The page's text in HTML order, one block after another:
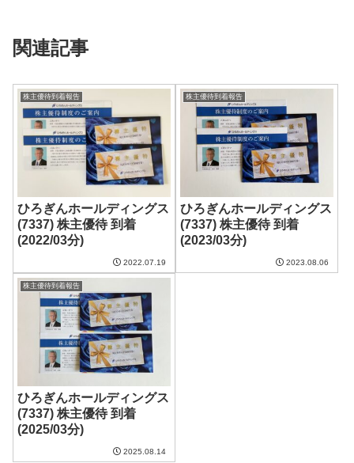
関連記事
株主優待到着報告
ひろぎんホールディングス
(7337) 株主優待 到着
(2022/03分)
2022.07.19
株主優待到着報告
ひろぎんホールディングス
(7337) 株主優待 到着
(2023/03分)
2023.08.06
株主優待到着報告
ひろぎんホールディングス
(7337) 株主優待 到着
(2025/03分)
2025.08.14